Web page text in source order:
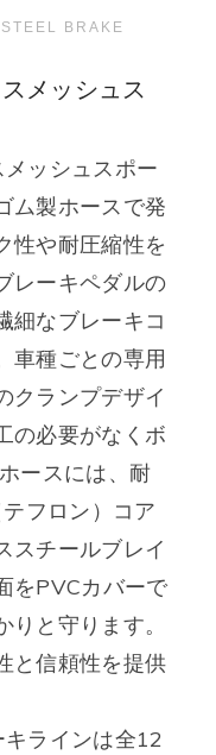
BRAKE
メッシュス
ッシュスポー
ム製ホースで発
性や耐圧縮性を
レーキペダルの
細なブレーキコ
車種ごとの専用
クランプデザイ
の必要がなくボ
ースには、耐
フロン）コア
スチールブレイ
をPVCカバーで
と守ります。
と信頼性を提供
ラインは全12